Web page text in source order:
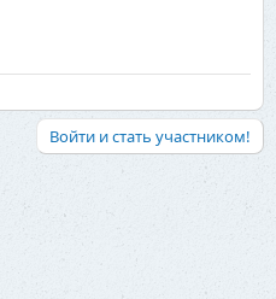
Войти и стать участником!